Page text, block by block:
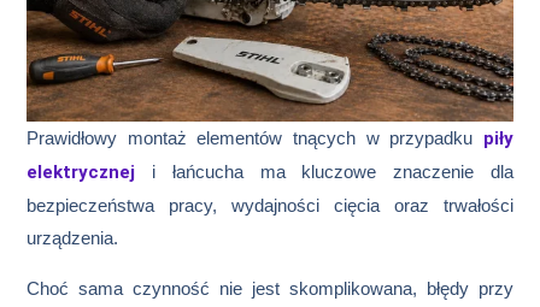
Prawidłowy montaż elementów tnących w przypadku piły
elektrycznej i łańcuchama kluczowe znaczenie dla
bezpieczeństwa pracy, wydajności cięcia oraz trwałości
urządzenia.
Choć sama czynność nie jest skomplikowana, błędy przy